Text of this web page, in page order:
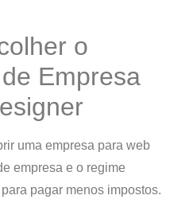
o
Empresa
uma empresa para web
empresa e o regime
pagar menos impostos.